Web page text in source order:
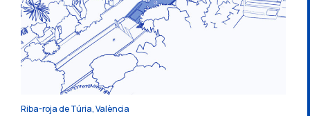
Riba-roja de Túria, València